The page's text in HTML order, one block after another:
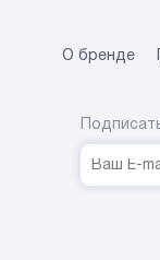
О бренде